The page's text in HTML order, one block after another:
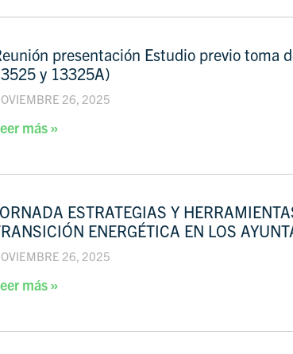
presentación Estudio previo toma
y 13325A)
26, 2025
más »
ESTRATEGIAS Y
ENERGÉTICA EN LOS
26, 2025
más »